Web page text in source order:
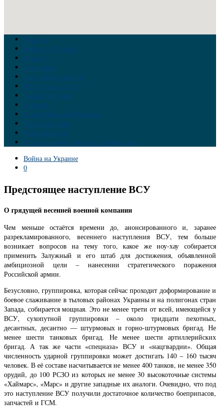
Главная
Война на Украине
Новости
Аналитика
Тайны Геополитики
Российские элиты
Теория заговора
Украина
Новый Мировой Порядок
Тайны истории
Обратная связь
Правила комментирования материалов
Война на Украине
0
Предстоящее наступление ВСУ
О грядущей весенней военной компании
Чем меньше остаётся времени до, анонсированного и, заранее
разрекламированного, весеннего наступления ВСУ, тем больше
возникает вопросов на тему того, какое же ноу-хау собирается
применить Залужный и его штаб для достижения, объявленной
амбициозной цели – нанесении стратегического поражения
Российской армии.
Безусловно, группировка, которая сейчас проходит доформирование и
боевое слаживание в тыловых районах Украины и на полигонах стран
Запада, собирается мощная. Это не менее трети от всей, имеющейся у
ВСУ, сухопутной группировки – около тридцати пехотных,
десантных, десантно — штурмовых и горно-штурмовых бригад. Не
менее шести танковых бригад. Не менее шести артиллерийских
бригад. А так же части «спецназа» ВСУ и «нацгвардии». Общая
численность ударной группировки может достигать 140 – 160 тысяч
человек. В её составе насчитывается не менее 400 танков, не менее 350
орудий, до 100 РСЗО из которых не менее 30 высокоточные системы
«Хаймарс», «Марс» и другие западные их аналоги. Очевидно, что под
это наступление ВСУ получили достаточное количество боеприпасов,
запчастей и ГСМ.